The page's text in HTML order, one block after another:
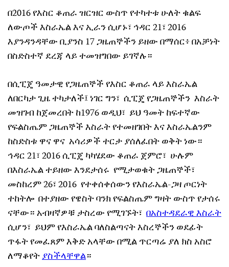
በ2016 የእስር ቆጠራ ዝርዝር ውስጥ የተካተቱ ሁለት ቁልፍ
ለውጦች እስራኤል እና ኢራን ሲሆኑ፣ ኅዳር 21፣ 2016
እያንዳንዳቸው ቢያንስ 17 ጋዜጠኞችን ይዘው በማሰር፥ በአቻነት
በስድስተኛ ደረጃ ላይ ተመዝግበው ይገኛሉ።
በሲፒጄ ዓመታዊ የጋዜጠኞች የእስር ቆጠራ ላይ እስራኤል
ለበርካታ ጊዜ ተካታለች፤ ነገር ግን፣ ሲፒጄ የጋዜጠኞችን እስራት
መዝገብ ከጀመረበት ከ1976 ወዲህ፣ ይህ ዓመት ከፍተኛው
የፍልስጤም ጋዜጠኞች እስራት የተመዘገበት እና እስራኤልንም
ከስድስቱ ዋና ዋና አሳሪዎች ተርታ ያሰለፈበት ወቅት ነው።
ኅዳር 21፣ 2016 ሲፒጄ ካካሄደው ቆጠራ ጀምሮ፣ ሁሉም
በእስራኤል ተይዘው እንደታሰሩ የሚታወቁት ጋዜጠኞች፣
መስከረም 26፣ 2016 የተቀሰቀሰውን የእስራኤል-ጋዛ ጦርነት
ተከትሎ በተያዘው የዌስት ባንክ የፍልስጤም ግዛት ውስጥ የታሰሩ
ናቸው። አብዛኛዎቹ ታስረው የሚገኙት፣ በአስተዳደራዊ እስራት
ሲሆን፣ ይህም የእስራኤል ባለስልጣናት እስረኞችን ወደፊት
ጥፋት የመፈጸም እቅድ አላቸው በሚል ጥርጣሬ ያለ ክስ አስሮ
ለማቆየትያስችላቸዋል።